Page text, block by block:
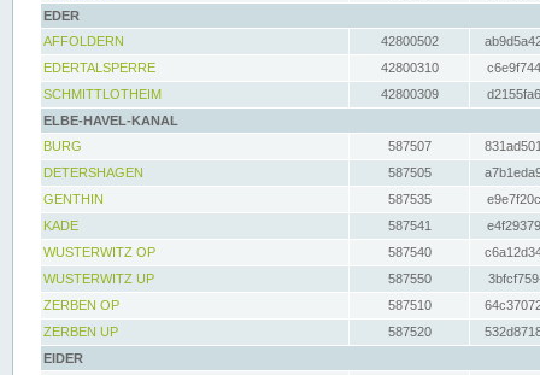
EDER
AFFOLDERN
42800502
EDERTALSPERRE
42800310
SCHMITTLOTHEIM
42800309
ELBE-HAVEL-KANAL
BURG
587507
DETERSHAGEN
587505
GENTHIN
587535
KADE
587541
WUSTERWITZ OP
587540
WUSTERWITZ UP
587550
ZERBEN OP
587510
ZERBEN UP
587520
EIDER